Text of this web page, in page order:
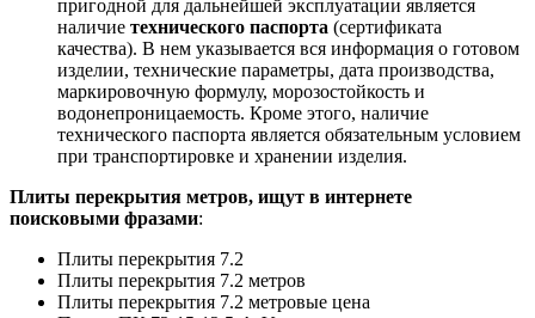
пригодной для дальнейшей эксплуатации является
наличие технического паспорта (сертификата
качества). В нем указывается вся информация о готовом
изделии, технические параметры, дата производства,
маркировочную формулу, морозостойкость и
водонепроницаемость. Кроме этого, наличие
технического паспорта является обязательным условием
при транспортировке и хранении изделия.
Плиты перекрытия метров, ищут в интернете
поисковыми фразами:
Плиты перекрытия 7.2
Плиты перекрытия 7.2 метров
Плиты перекрытия 7.2 метровые цена